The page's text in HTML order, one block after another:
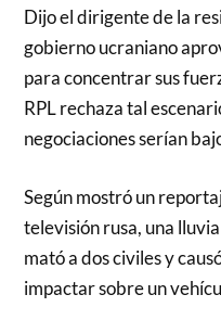
Dijo el dirigente de la
gobierno ucraniano
para concentrar sus
RPL rechaza tal
negociaciones serían
Según mostró un
televisión rusa, una
mató a dos civiles y
impactar sobre un